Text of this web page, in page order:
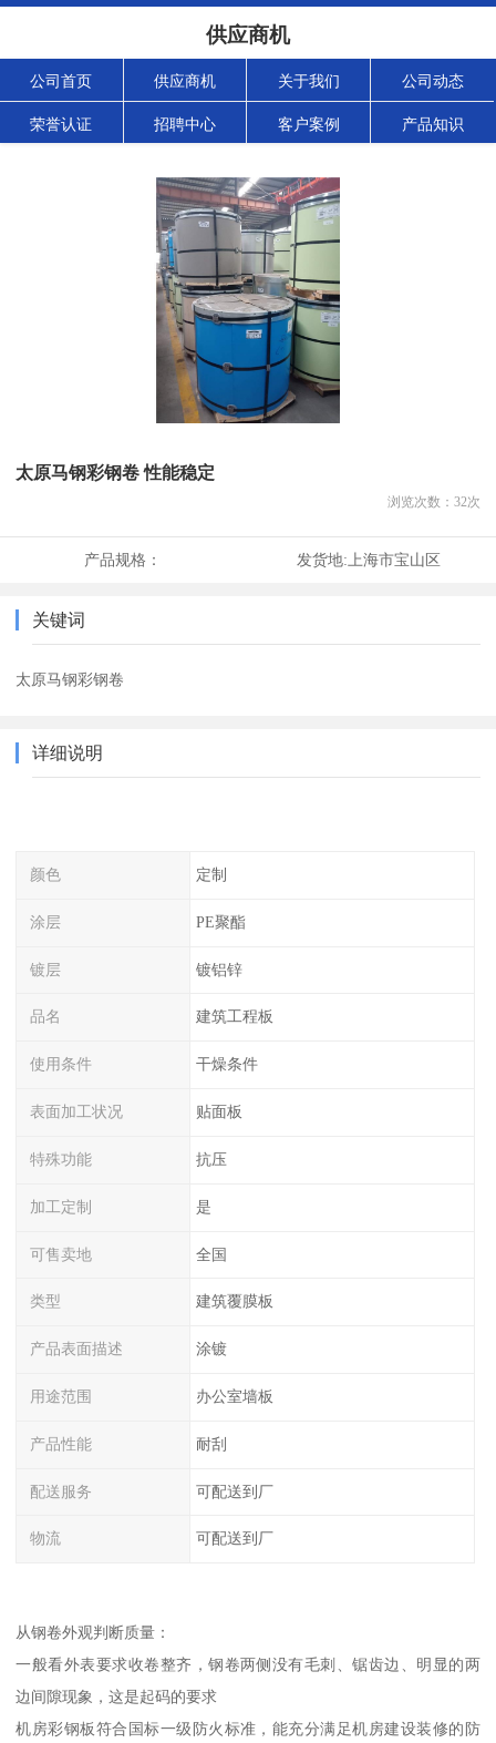
供应商机
公司首页 供应商机 关于我们 公司动态
荣誉认证 招聘中心 客户案例 产品知识
太原马钢彩钢卷 性能稳定
浏览次数： 32次
产品规格： 发货地: 上海市宝山区
关键词
太原马钢彩钢卷
详细说明
颜色 定制
涂层 PE聚酯
镀层 镀铝锌
品名 建筑工程板
使用条件 干燥条件
表面加工状况 贴面板
特殊功能 抗压
加工定制 是
可售卖地 全国
类型 建筑覆膜板
产品表面描述 涂镀
用途范围 办公室墙板
产品性能 耐刮
配送服务 可配送到厂
物流 可配送到厂
从钢卷外观判断质量：
一般看外表要求收卷整齐，钢卷两侧没有毛刺、锯齿边、明显的两
边间隙现象，这是起码的要求
机房彩钢板符合国标一级防火标准，能充分满足机房建设装修的防